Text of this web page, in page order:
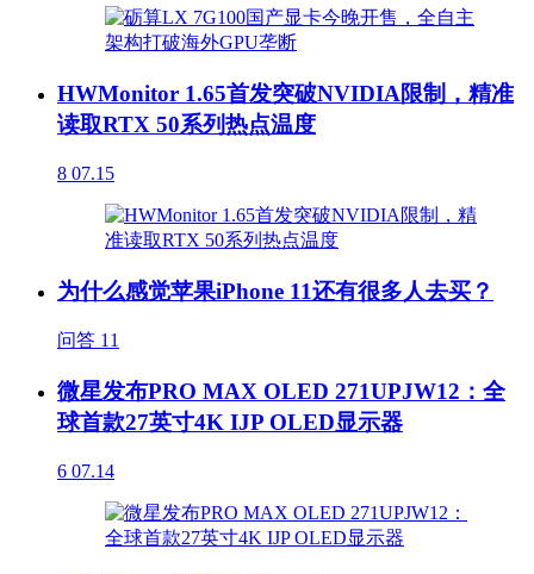
HWMonitor 1.65首发突破NVIDIA限制，精准
读取RTX 50系列热点温度
8 07.15
为什么感觉苹果iPhone 11还有很多人去买？
问答 11
微星发布PRO MAX OLED 271UPJW12：全
球首款27英寸4K IJP OLED显示器
6 07.14